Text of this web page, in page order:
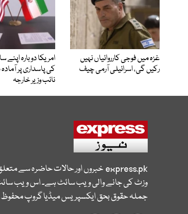
غزہ میں فوجی کارروائیاں نہیں
رکیں گی، اسرائیلی آرمی چیف
امریکا دوبارہ اپنے
کی پاسداری پر آمادہ
نائب وزیر خارجہ
express.pkخبروں اور حالات حاضرہ سے
وزٹ کی جانے والی ویب سائٹ ہے۔ اس ویب سائٹ
جملہ حقوق بحق ایکسپریس میڈیا گروپ محفوظ